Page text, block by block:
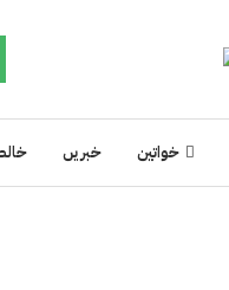
خبریں خواتین